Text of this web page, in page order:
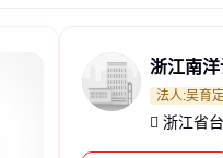
浙江南洋
法人:吴育定
浙江省